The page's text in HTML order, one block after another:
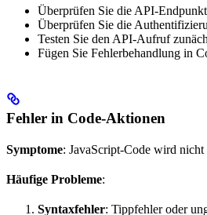
Überprüfen Sie die API-
Überprüfen Sie die
Testen Sie den API-Aufruf
Fügen Sie Fehlerbehandlung in
Fehler in Code-Aktionen
Symptome: JavaScript-Code wird nicht
Häufige Probleme:
Syntaxfehler: Tippfehler oder